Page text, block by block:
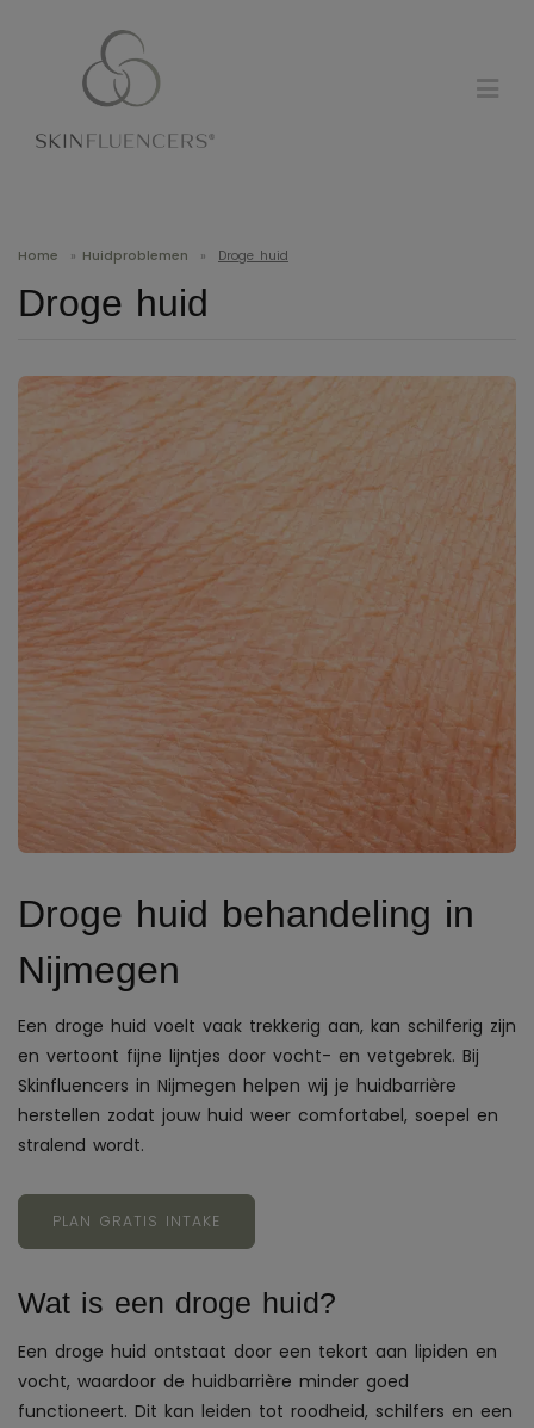
Home » Huidproblemen » Droge huid
Droge huid
Droge huid behandeling in
Nijmegen
Een droge huid voelt vaak trekkerig aan, kan schilferig zijn
en vertoont fijne lijntjes door vocht- en vetgebrek. Bij
Skinfluencers in Nijmegen helpen wij je huidbarrière
herstellen zodat jouw huid weer comfortabel, soepel en
stralend wordt.
PLAN GRATIS INTAKE
Wat is een droge huid?
Een droge huid ontstaat door een tekort aan lipiden en
vocht, waardoor de huidbarrière minder goed
functioneert. Dit kan leiden tot roodheid, schilfers en een